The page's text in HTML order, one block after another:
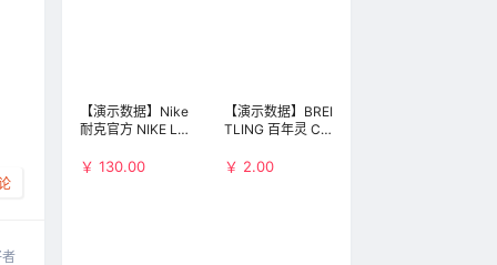
【演示数据】Nike
耐克官方 NIKE LF
W 男子运动鞋 AA
￥ 130.00
【演示数据】BREI
TLING 百年灵 Chr
ne AB01442J-B
￥ 2.00